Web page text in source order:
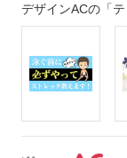
デザインACの「